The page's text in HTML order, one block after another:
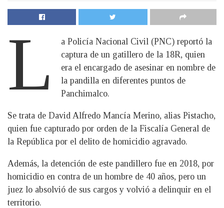
L
a Policía Nacional Civil (PNC) reportó la
captura de un gatillero de la 18R, quien
era el encargado de asesinar en nombre de
la pandilla en diferentes puntos de
Panchimalco.
Se trata de David Alfredo Mancía Merino, alias Pistacho,
quien fue capturado por orden de la Fiscalía General de
la República por el delito de homicidio agravado.
Además, la detención de este pandillero fue en 2018, por
homicidio en contra de un hombre de 40 años, pero un
juez lo absolvió de sus cargos y volvió a delinquir en el
territorio.